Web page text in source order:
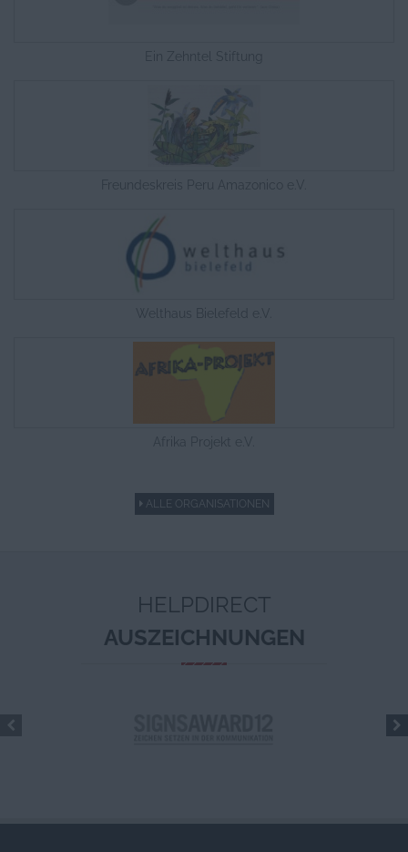
Ein Zehntel Stiftung
Freundeskreis Peru Amazonico e.V.
Welthaus Bielefeld e.V.
Afrika Projekt e.V.
ALLE ORGANISATIONEN
HELPDIRECT
AUSZEICHNUNGEN